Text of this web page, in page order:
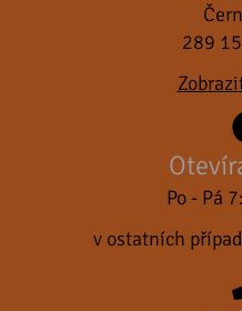
289
Po - Pá
v ostatních